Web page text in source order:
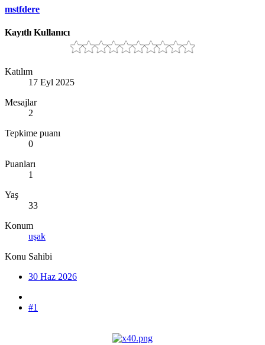
mstfdere
Kayıtlı Kullanıcı
Katılım
17 Eyl 2025
Mesajlar
2
Tepkime puanı
0
Puanları
1
Yaş
33
Konum
uşak
Konu Sahibi
30 Haz 2026
#1